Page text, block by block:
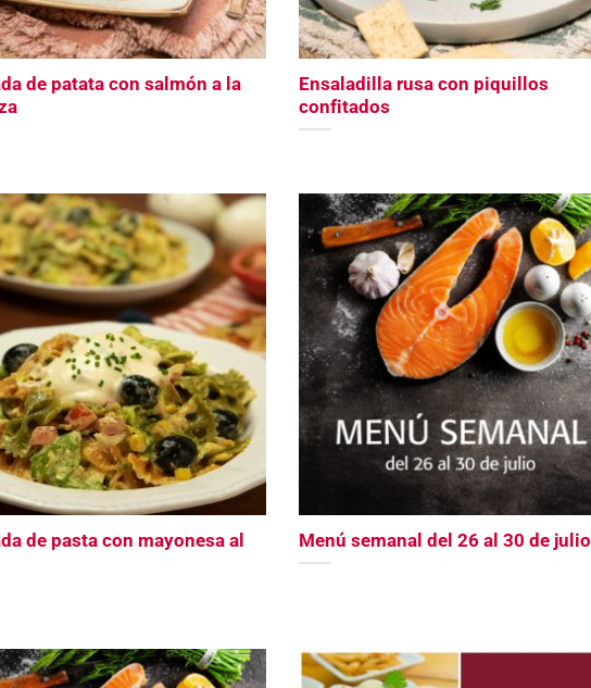
de patata con salmón a la
Ensaladilla rusa con piquillos
confitados
de pasta con mayonesa al
Menú semanal del 26 al 30 de julio